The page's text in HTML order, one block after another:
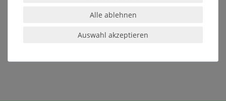
Gut umrühren und vor Frost und Hitze schützen.
Alle ablehnen
Auswahl akzeptieren